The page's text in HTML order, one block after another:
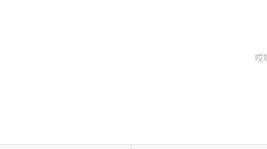
哎